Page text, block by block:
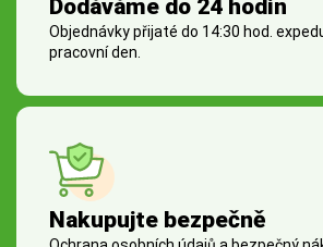
Dodáváme do 24 hodin
Objednávky přijaté do 14:30 hod.
pracovní den.
Nakupujte bezpečně